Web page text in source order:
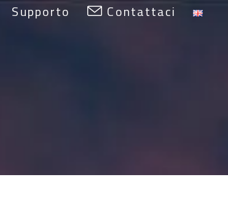
Supporto Contattaci